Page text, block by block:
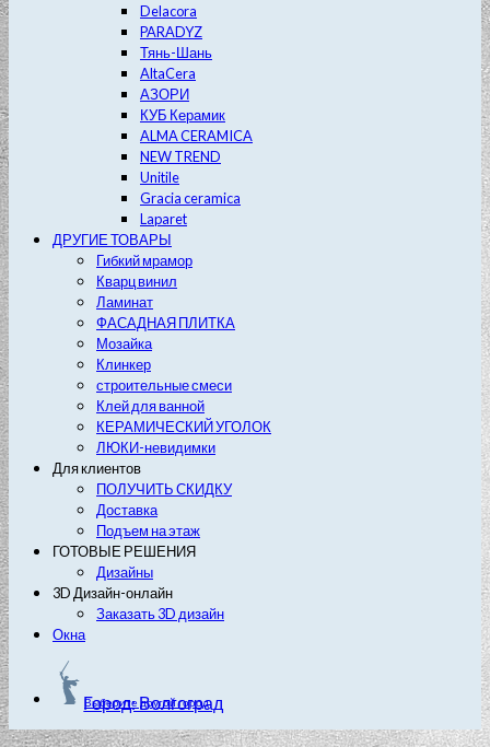
Delacora
PARADYZ
Тянь-Шань
AltaCera
АЗОРИ
КУБ Керамик
ALMA CERAMICA
NEW TREND
Unitile
Gracia ceramica
Laparet
ДРУГИЕ ТОВАРЫ
Гибкий мрамор
Кварц винил
Ламинат
ФАСАДНАЯ ПЛИТКА
Мозайка
Клинкер
строительные смеси
Клей для ванной
КЕРАМИЧЕСКИЙ УГОЛОК
ЛЮКИ-невидимки
Для клиентов
ПОЛУЧИТЬ СКИДКУ
Доставка
Подъем на этаж
ГОТОВЫЕ РЕШЕНИЯ
Дизайны
3D Дизайн-онлайн
Заказать 3D дизайн
Окна
Город: Волгоград
Выберите другой город